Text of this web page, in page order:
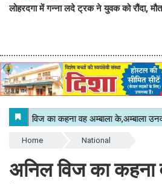
लोहरदगा में गन्ना लदे ट्रक ने युवक को रौंदा, मौत
Home National
अनिल विज का कहना